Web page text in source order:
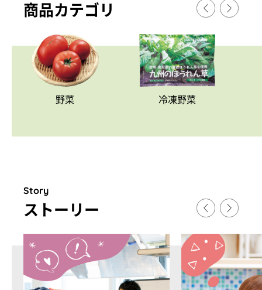
商品カテゴリ
野菜 冷凍野菜
Story
ストー リ ー